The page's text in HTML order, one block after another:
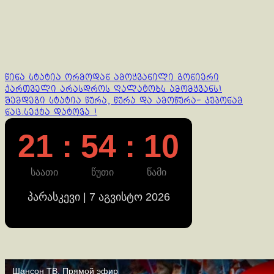
Continue
Reading
წინა სტატია ორმოდან ამოყვანილი გონიერი
ქართველი არასდროს ღალატობს ამომყვანს!
შემდეგი სტატია წურა, წურა და ამოწურა- კუპონამ
ნაც.სექტა დატოვა !
21 : 54 : 10
საათი წუთი წამი
პარასკევი | 7 აგვისტო 2026